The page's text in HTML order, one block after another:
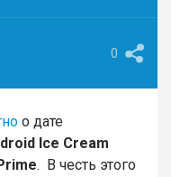
0
о дате
Ice Cream
. В честь этого